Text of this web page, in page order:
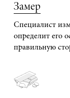
Замер
Специалист
определит его
правильную